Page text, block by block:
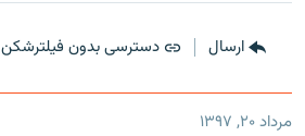
ارسال دسترسی بدون فیلترشکن
مرداد ۲۰, ۱۳۹۷